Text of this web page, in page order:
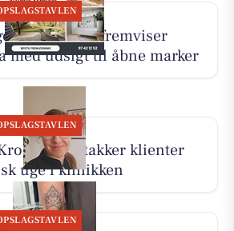
Kragh I/S fremviser
med udsigt til åbne marker
takker klienter
uge i klinikken